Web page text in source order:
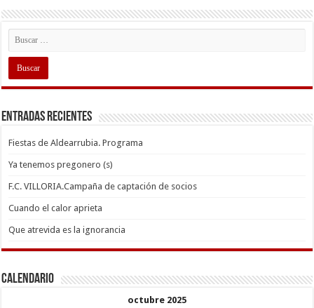
Entradas recientes
Fiestas de Aldearrubia. Programa
Ya tenemos pregonero (s)
F.C. VILLORIA.Campaña de captación de socios
Cuando el calor aprieta
Que atrevida es la ignorancia
Calendario
octubre 2025